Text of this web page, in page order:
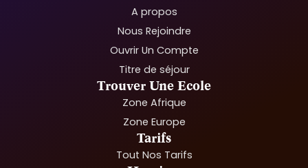
A propos
Nous Rejoindre
Ouvrir Un Compte
Titre de séjour
Trouver Une Ecole
Zone Afrique
Zone Europe
Tarifs
Tout Nos Tarifs